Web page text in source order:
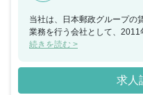
当社は、日本郵政グループの
業務を行う会社として、
施設「KITTE」を含む「JPタ
多」並びに、日本郵政グルー
ロパティマネジメント業務を
続きを読む >
求人